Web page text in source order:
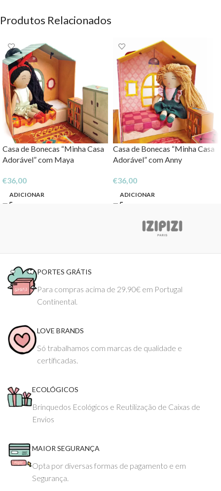
Produtos Relacionados
Casa de Bonecas “Minha Casa
Adorável” com Maya
€36,00
ADICIONAR
Casa de Bonecas “Minha Casa
Adorável” com Anny
€36,00
ADICIONAR
PORTES GRÁTIS
Para compras acima de 29.90€ em Portugal
Continental.
LOVE BRANDS
Só trabalhamos com marcas de qualidade e
certificadas.
ECOLÓGICOS
Brinquedos Ecológicos e Reutilização de Caixas de
Envios
MAIOR SEGURANÇA
Opta por diversas formas de pagamento e em
Segurança.